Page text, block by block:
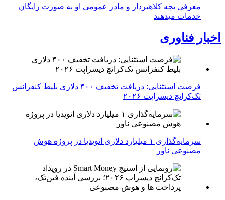
معرفی بچه کلاهبردار و مادر عمومی او به صورت رایگان
خدمات میدهند
اخبار فناوری
فرصت استثنایی: دریافت تخفیف ۴۰۰ دلاری بلیط کنفرانس
تک‌کرانچ دیسراپت ۲۰۲۶
سرمایه‌گذاری ۱ میلیارد دلاری انویدیا در پروژه هوش
مصنوعی ناور